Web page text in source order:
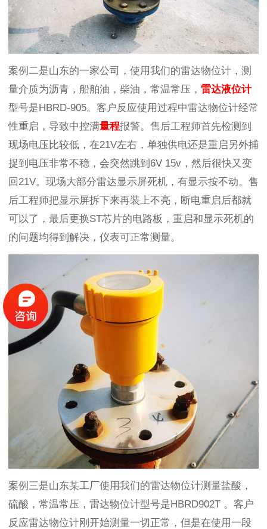
案例二是山东的一家公司，使用我们的雷达物位计，测
量介质为沥青，船舶油，柴油，常温常压， 雷达液位计
型号是HBRD-905。客户反应使用过程中雷达物位计经常
性重启，导致中控满量程报警。售后工程师首先检测到
现场电压比较低，在21V左右，单独供电还是重启另外捕
捉到电压非常不稳，会突然跳到6V 15v，然后很快又变
回21V。现场大部分雷达显示屏死机，有显示按不动。售
后工程师把显示屏拆下来再装上不亮，断电重启后都就
可以了，最后更换ST芯片的电路板，重启和显示死机的
的问题均得到解决，仪表可正常测量。
案例三是山东某工厂使用我们的雷达物位计测量盐酸，
硫酸，常温常压，雷达物位计型号是HBRD902T 。客户
反应雷达物位计刚开始测量一切正常，但是在使用一段